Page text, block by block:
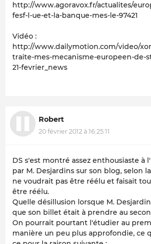
http://www.agoravox.fr/actualites/
fesf-l-ue-et-la-banque-mes-le-97421
Vidéo :
http://www.dailymotion.com/video/
traite-mes-mecanisme-europeen-de-
21-fevrier_news
Robert
20 février 2012 à 16:25:11
DS s'est montré assez enthousiaste à
par M. Desjardins sur son blog, selon
ne voudrait pas être réélu et faisait
être réélu.
Quelle désillusion lorsque M.
que son billet était à prendre au
On pourrait pourtant l'étudier au
manière un peu plus approfondie, ce